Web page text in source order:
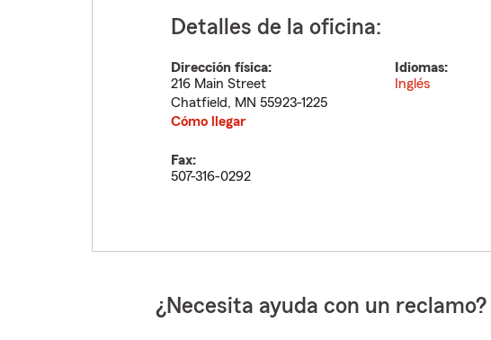
Detalles de la oficina:
Dirección física:
216 Main Street
Chatfield, MN 55923-1225
Cómo llegar
Idiomas:
Inglés
Fax:
507-316-0292
¿Necesita ayuda con un reclamo?